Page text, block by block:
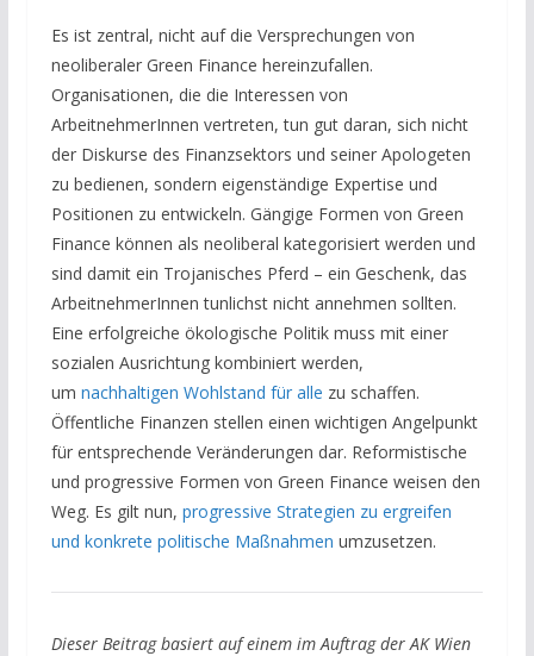
Es ist zentral, nicht auf die Versprechungen von
neoliberaler Green Finance hereinzufallen.
Organisationen, die die Interessen von
ArbeitnehmerInnen vertreten, tun gut daran, sich nicht
der Diskurse des Finanzsektors und seiner Apologeten
zu bedienen, sondern eigenständige Expertise und
Positionen zu entwickeln. Gängige Formen von Green
Finance können als neoliberal kategorisiert werden und
sind damit ein Trojanisches Pferd – ein Geschenk, das
ArbeitnehmerInnen tunlichst nicht annehmen sollten.
Eine erfolgreiche ökologische Politik muss mit einer
sozialen Ausrichtung kombiniert werden,
um nachhaltigen Wohlstand für alle zu schaffen.
Öffentliche Finanzen stellen einen wichtigen Angelpunkt
für entsprechende Veränderungen dar. Reformistische
und progressive Formen von Green Finance weisen den
Weg. Es gilt nun, progressive Strategien zu ergreifen
und konkrete politische Maßnahmen umzusetzen.
Dieser Beitrag basiert auf einem im Auftrag der AK Wien